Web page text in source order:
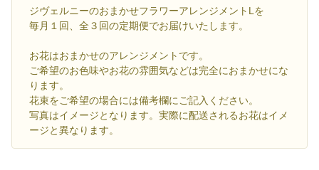
ジヴェルニーのおまかせフラワーアレンジメントLを
毎月１回、全３回の定期便でお届けいたします。
お花はおまかせのアレンジメントです。
ご希望のお色味やお花の雰囲気などは完全におまかせにな
ります。
花束をご希望の場合には備考欄にご記入ください。
写真はイメージとなります。実際に配送されるお花はイメ
ージと異なります。